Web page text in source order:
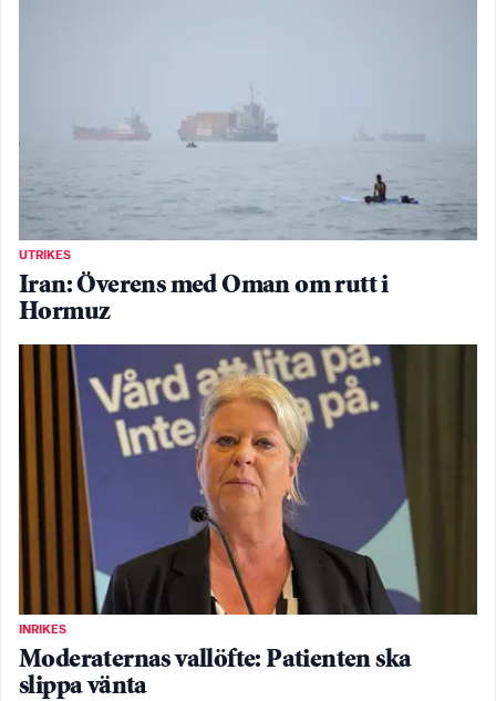
UTRIKES
Iran: Överens med Oman om rutt i
Hormuz
INRIKES
Moderaternas vallöfte: Patienten ska
slippa vänta